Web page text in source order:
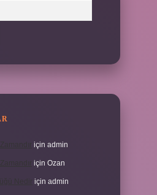
için admin
için Ozan
için admin